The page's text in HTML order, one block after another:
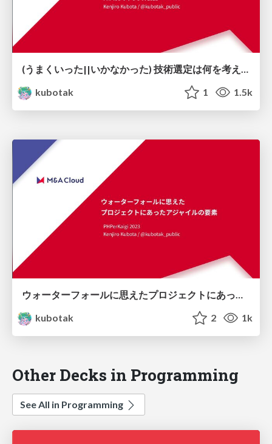
(うまくいった||いかなかった) 技術選定は何を考えていたか
kubotak
1 1.5k
ウォーターフォールに思えたプロジェクトにあったアジャイルの要素
kubotak
2 1k
Other Decks in Programming
See All in Programming